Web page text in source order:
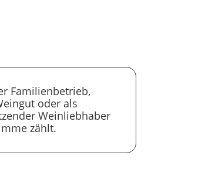
Familienbetrieb,
oder als
Weinliebhaber
zählt.